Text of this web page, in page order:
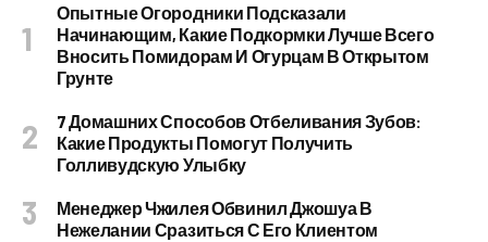
Опытные Огородники Подсказали
Начинающим, Какие Подкормки Лучше Всего
Вносить Помидорам И Огурцам В Открытом
Грунте
7 Домашних Способов Отбеливания Зубов:
Какие Продукты Помогут Получить
Голливудскую Улыбку
Менеджер Чжилея Обвинил Джошуа В
Нежелании Сразиться С Его Клиентом